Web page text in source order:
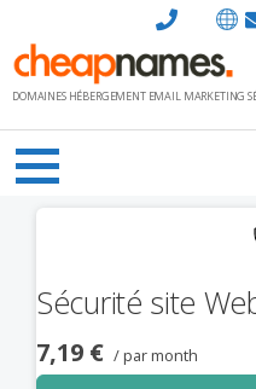
au
contenu
DOMAINES HÉBERGEMENT EMAIL MARKETING
Sécurité site
7,19 € / par month